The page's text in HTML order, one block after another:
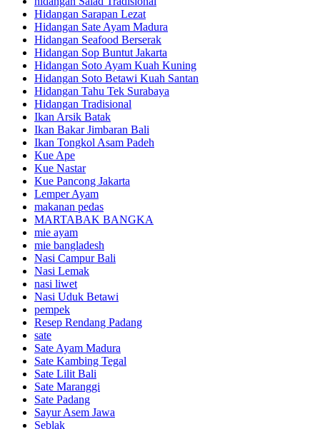
Hidangan Sarapan Lezat
Hidangan Sate Ayam Madura
Hidangan Seafood Berserak
Hidangan Sop Buntut Jakarta
Hidangan Soto Ayam Kuah Kuning
Hidangan Soto Betawi Kuah Santan
Hidangan Tahu Tek Surabaya
Hidangan Tradisional
Ikan Arsik Batak
Ikan Bakar Jimbaran Bali
Ikan Tongkol Asam Padeh
Kue Ape
Kue Nastar
Kue Pancong Jakarta
Lemper Ayam
makanan pedas
MARTABAK BANGKA
mie ayam
mie bangladesh
Nasi Campur Bali
Nasi Lemak
nasi liwet
Nasi Uduk Betawi
pempek
Resep Rendang Padang
sate
Sate Ayam Madura
Sate Kambing Tegal
Sate Lilit Bali
Sate Maranggi
Sate Padang
Sayur Asem Jawa
Seblak